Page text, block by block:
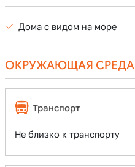
Дома с видом на море
ОКРУЖАЮЩАЯ СРЕДА
Транспорт
Не близко к транспорту